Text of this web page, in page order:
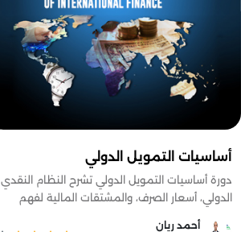
أساسيات التمويل الدولي
دورة أساسيات التمويل الدولي تشرح النظام النقدي
الدولي، أسعار الصرف، والمشتقات المالية لفهم
أحمد ريان